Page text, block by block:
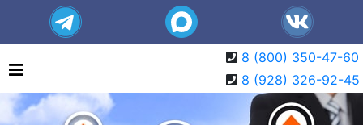
8 (800) 350-47-60
8 (928) 326-92-45